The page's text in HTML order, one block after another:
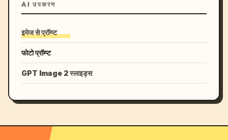
AI उपकरण
इमेज से प्रॉम्प्ट
फोटो प्रॉम्प्ट
GPT Image 2 स्लाइड्स